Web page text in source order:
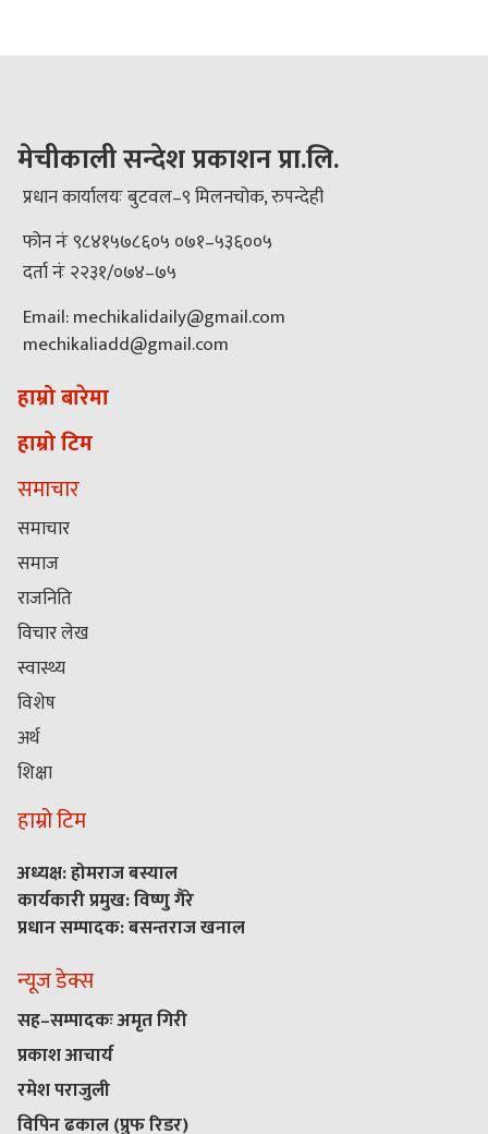
मेचीकाली सन्देश प्रकाशन प्रा.लि.
प्रधान कार्यालयः बुटवल–९ मिलनचोक, रुपन्देही
फोन नंः ९८४१५७८६०५ ०७१–५३६००५
दर्ता नंः २२३१/०७४–७५
Email: mechikalidaily@gmail.com
mechikaliadd@gmail.com
हाम्रो बारेमा
हाम्रो टिम
समाचार
समाचार
समाज
राजनिति
विचार लेख
स्वास्थ्य
विशेष
अर्थ
शिक्षा
हाम्रो टिम
अध्यक्ष: होमराज बस्याल
कार्यकारी प्रमुख: विष्णु गैरे
प्रधान सम्पादक: बसन्तराज खनाल
न्यूज डेक्स
सह–सम्पादकः अमृत गिरी
प्रकाश आचार्य
रमेश पराजुली
विपिन ढकाल (प्रुफ रिडर)